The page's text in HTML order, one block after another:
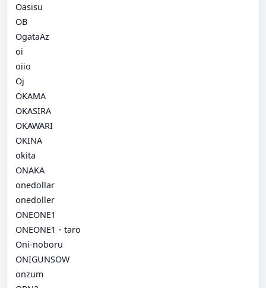
Oasisu
OB
OgataAz
oi
oiio
Oj
OKAMA
OKASIRA
OKAWARI
OKINA
okita
ONAKA
onedollar
onedoller
ONEONE1
ONEONE1・taro
Oni-noboru
ONIGUNSOW
onzum